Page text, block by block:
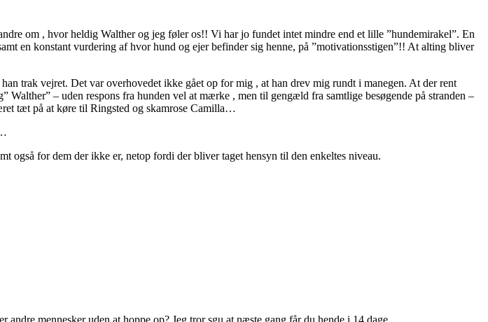
om , hvor heldig Walther og jeg føler os!! Vi har jo fundet intet mindre end et lille ”hundemirakel”. En
en konstant vurdering af hvor hund og ejer befinder sig henne, på ”motivationsstigen”!! At alting bliver
trak vejret. Det var overhovedet ikke gået op for mig , at han drev mig rundt i manegen. At der rent
– uden respons fra hunden vel at mærke , men til gengæld fra samtlige besøgende på stranden –
tæt på at køre til Ringsted og skamrose Camilla…
også for dem der ikke er, netop fordi der bliver taget hensyn til den enkeltes niveau.